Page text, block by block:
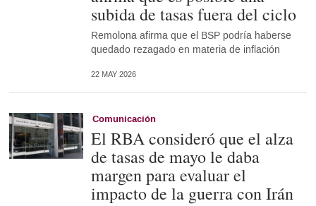
subida de tasas fuera del ciclo
Remolona afirma que el BSP podría haberse
quedado rezagado en materia de inflación
22 MAY 2026
Comunicación
El RBA consideró que el alza
de tasas de mayo le daba
margen para evaluar el
impacto de la guerra con Irán